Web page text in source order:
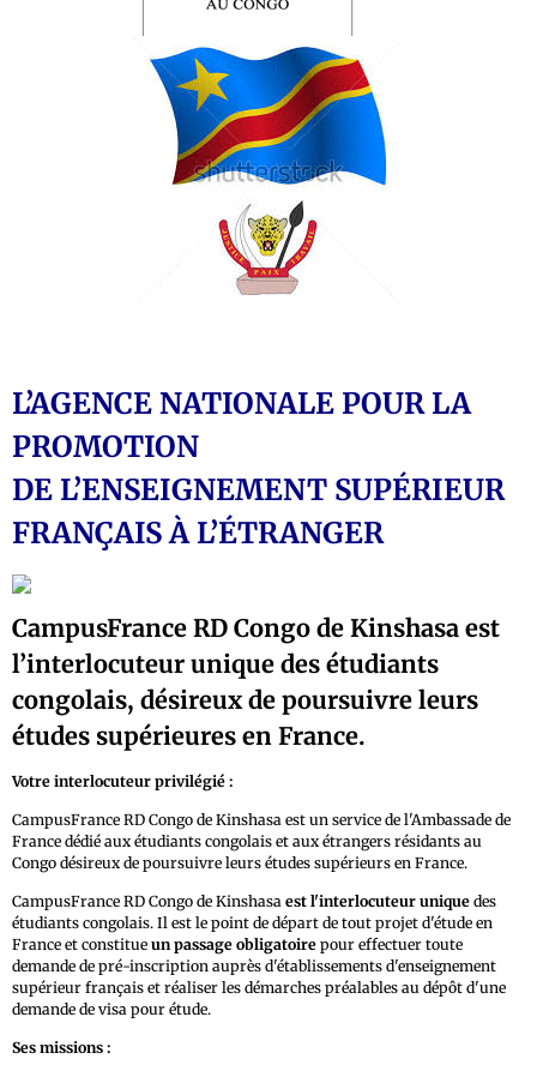
L’AGENCE NATIONALE POUR LA
PROMOTION
DE L’ENSEIGNEMENT SUPÉRIEUR
FRANÇAIS À L’ÉTRANGER
CampusFrance RD Congo de Kinshasa est
l’interlocuteur unique des étudiants
congolais, désireux de poursuivre leurs
études supérieures en France.
Votre interlocuteur privilégié :
CampusFrance RD Congo de Kinshasa est un service de l'Ambassade de
France dédié aux étudiants congolais et aux étrangers résidants au
Congo désireux de poursuivre leurs études supérieurs en France.
CampusFrance RD Congo de Kinshasa est l'interlocuteur unique des
étudiants congolais. Il est le point de départ de tout projet d'étude en
France et constitue un passage obligatoire pour effectuer toute
demande de pré-inscription auprès d'établissements d'enseignement
supérieur français et réaliser les démarches préalables au dépôt d'une
demande de visa pour étude.
Ses missions :